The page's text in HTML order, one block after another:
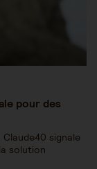
pour des
signale
solution